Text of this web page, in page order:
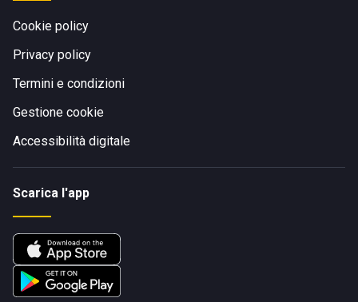
Cookie policy
Privacy policy
Termini e condizioni
Gestione cookie
Accessibilità digitale
Scarica l'app